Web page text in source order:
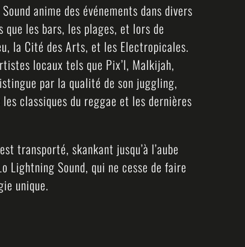
anime des événements dans divers
les bars, les plages, et lors de
la Cité des Arts, et les Electropicales.
locaux tels que Pix’l, Malkijah,
par la qualité de son juggling,
classiques du reggae et les dernières
transporté, skankant jusqu’à l’aube
Lightning Sound, qui ne cesse de faire
unique.